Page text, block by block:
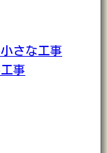
さな工事
事